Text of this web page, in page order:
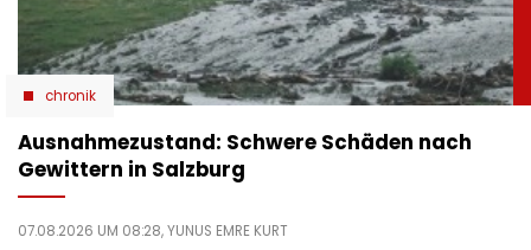
chronik
Ausnahmezustand: Schwere Schäden nach
Gewittern in Salzburg
07.08.2026 UM 08:28,YUNUS EMRE KURT